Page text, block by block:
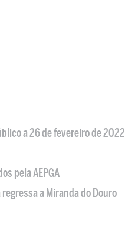
a 26 de fevereiro de 2022
pela AEPGA
a Miranda do Douro